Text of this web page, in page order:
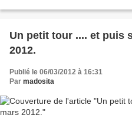
Un petit tour .... et puis
2012.
Publié le 06/03/2012 à 16:31
Par madosita